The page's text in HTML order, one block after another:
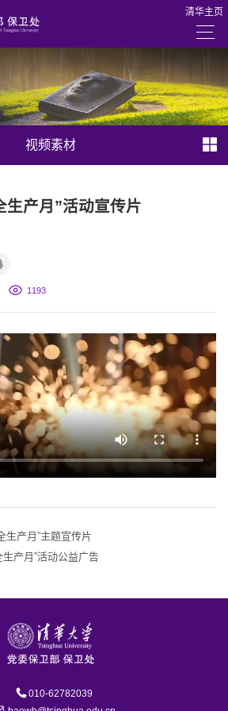
清华主页
视频素材
生产月”活动宣传片
1 193
生产月”主题宣传片
生产月”活动公益广告
010-62782039